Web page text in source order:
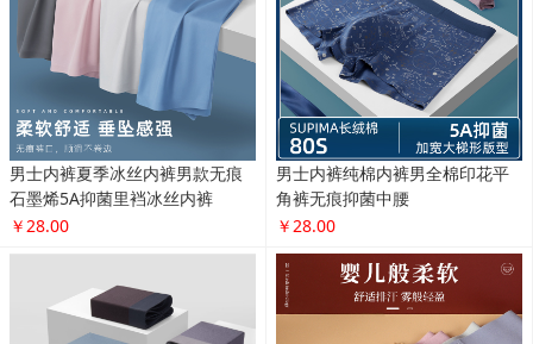
男士内裤夏季冰丝内裤男款无痕
石墨烯5A抑菌里裆冰丝内裤
￥28.00
男士内裤纯棉内裤男全棉印花平
角裤无痕抑菌中腰
￥28.00